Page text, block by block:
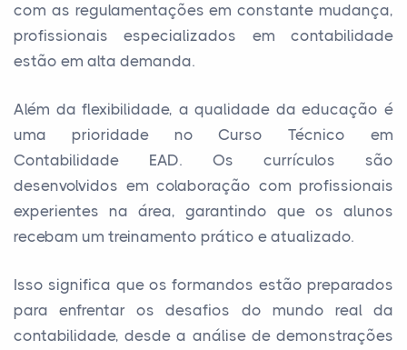
com as regulamentações em constante mudança,
profissionais especializados em contabilidade
estão em alta demanda.
Além da flexibilidade, a qualidade da educação é
uma prioridade no Curso Técnico em
Contabilidade EAD. Os currículos são
desenvolvidos em colaboração com profissionais
experientes na área, garantindo que os alunos
recebam um treinamento prático e atualizado.
Isso significa que os formandos estão preparados
para enfrentar os desafios do mundo real da
contabilidade, desde a análise de demonstrações